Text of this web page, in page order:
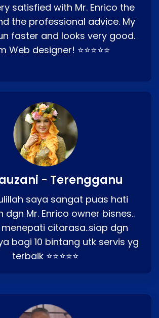
satisfied with Mr. Enrico the
the professional advice. My
faster and looks very good.
Web designer! ⭐⭐⭐⭐⭐
- Terengganu
saya sangat puas hati
dgn Mr. Enrico owner bisnes..
citarasa..siap dgn
bagi 10 bintang utk servis yg
terbaik ⭐⭐⭐⭐⭐